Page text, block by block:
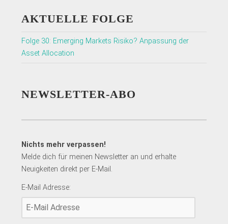
AKTUELLE FOLGE
Folge 30: Emerging Markets Risiko? Anpassung der
Asset Allocation
NEWSLETTER-ABO
Nichts mehr verpassen!
Melde dich für meinen Newsletter an und erhalte
Neuigkeiten direkt per E-Mail.
E-Mail Adresse: